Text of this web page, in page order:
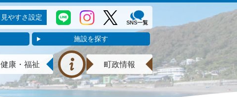
見やすさ設定
SNS一覧
施設を探す
健康・福祉 町政情報